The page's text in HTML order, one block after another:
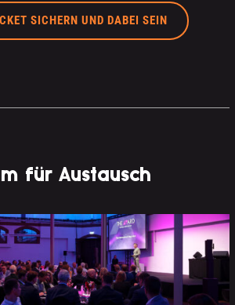
SICHERN UND DABEI SEIN
für Austausch